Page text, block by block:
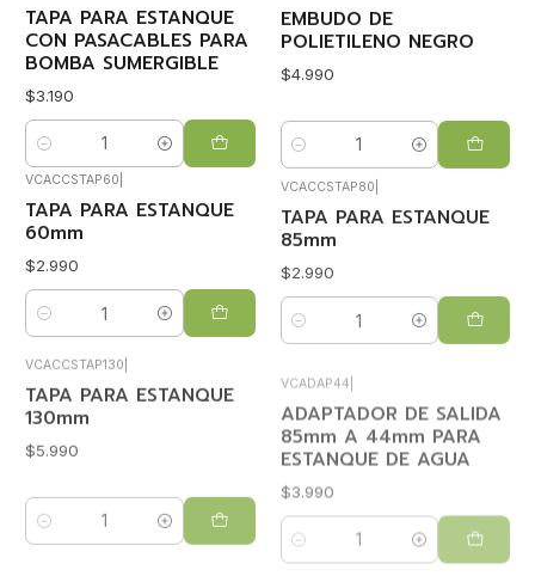
TAPA PARA ESTANQUE
CON PASACABLES PARA
BOMBA SUMERGIBLE
$3.190
Cantidad
EMBUDO DE
POLIETILENO NEGRO
$4.990
Cantidad
VCACCSTAP60|
TAPA PARA ESTANQUE
60mm
$2.990
Cantidad
TAPA PARA ESTANQUE
85mm
$2.990
Cantidad
VCACCSTAP130|
TAPA PARA ESTANQUE
130mm
$5.990
Cantidad
VCADAP44|
ADAPTADOR DE SALIDA
85mm A 44mm PARA
ESTANQUE DE AGUA
$3.990
VCADAP28
ADAPTADOR DE SALIDA